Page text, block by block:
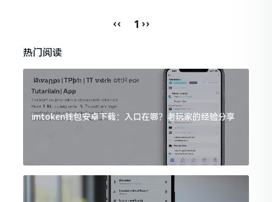
‹‹ 1 ››
热门阅读
imtoken钱包安卓下载：入口在哪？老玩家的经验分享